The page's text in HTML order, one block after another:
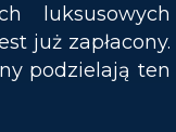
luksusowych
już zapłacony.
podzielają ten